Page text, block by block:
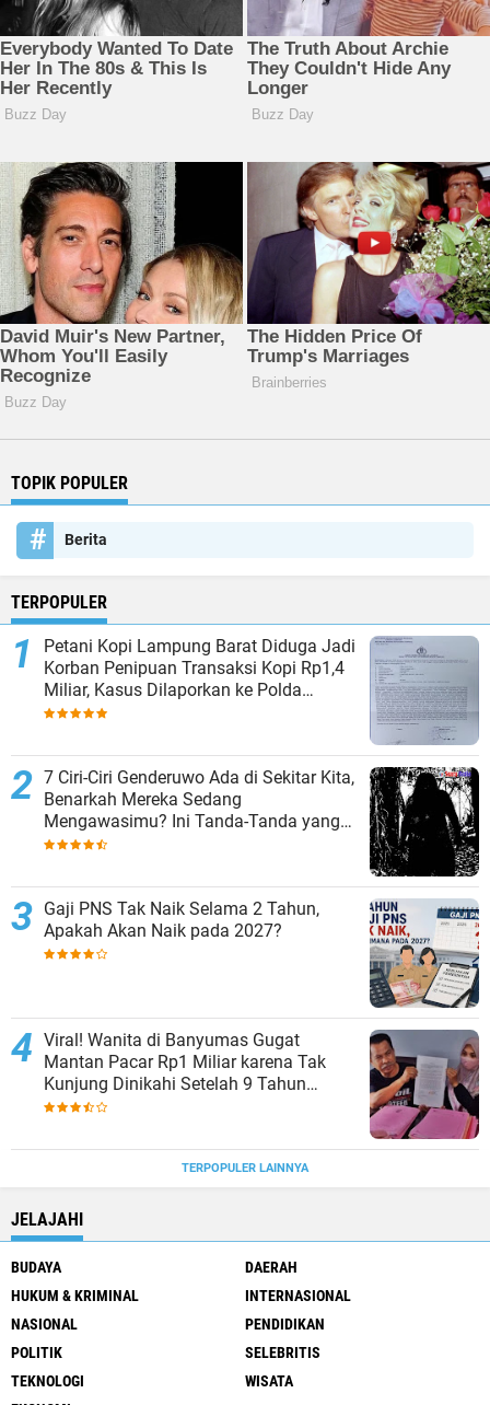
TOPIK POPULER
Berita
TERPOPULER
Petani Kopi Lampung Barat Diduga Jadi
Korban Penipuan Transaksi Kopi Rp1,4
Miliar, Kasus Dilaporkan ke Polda
Lampung
7 Ciri-Ciri Genderuwo Ada di Sekitar Kita,
Benarkah Mereka Sedang
Mengawasimu? Ini Tanda-Tanda yang
Sering Diabaikan
Gaji PNS Tak Naik Selama 2 Tahun,
Apakah Akan Naik pada 2027?
Viral! Wanita di Banyumas Gugat
Mantan Pacar Rp1 Miliar karena Tak
Kunjung Dinikahi Setelah 9 Tahun
Berpacaran
TERPOPULER LAINNYA
JELAJAHI
BUDAYA
DAERAH
HUKUM & KRIMINAL
INTERNASIONAL
NASIONAL
PENDIDIKAN
POLITIK
SELEBRITIS
TEKNOLOGI
WISATA